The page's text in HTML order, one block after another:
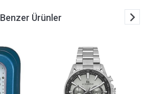
Benzer Ürünler